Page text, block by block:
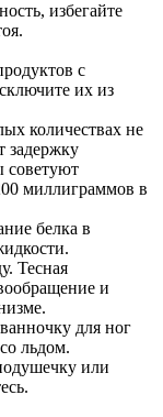
избегайте
с
их из
количествах не
задержку
советуют
миллиграммов в
белка в
Тесная
и
для ног
льдом.
или